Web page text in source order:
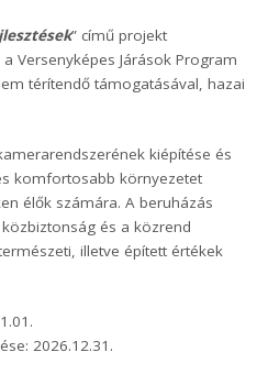
” című projekt
Versenyképes Járások Program
térítendő támogatásával, hazai
kiépítése és
komfortosabb környezetet
élők számára. A beruházás
és a közrend
illetve épített értékek
2026.12.31.